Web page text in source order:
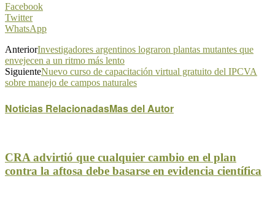
Facebook
Twitter
WhatsApp
AnteriorInvestigadores argentinos lograron plantas mutantes que
envejecen a un ritmo más lento
SiguienteNuevo curso de capacitación virtual gratuito del IPCVA
sobre manejo de campos naturales
Noticias RelacionadasMas del Autor
CRA advirtió que cualquier cambio en el plan
contra la aftosa debe basarse en evidencia científica